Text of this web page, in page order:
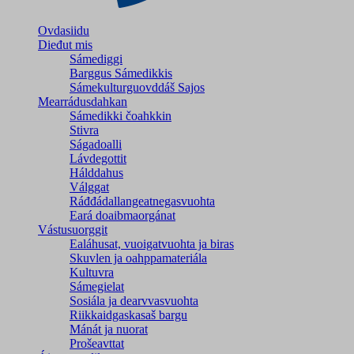
Ovdasiidu
Dieđut mis
Sámediggi
Barggus Sámedikkis
Sámekulturguovddáš Sajos
Mearrádusdahkan
Sámedikki čoahkkin
Stivra
Ságadoalli
Lávdegottit
Hálddahus
Válggat
Ráđđádallangeatnegas­vuohta
Eará doaibmaorgánat
Vástusuorggit
Ealáhusat, vuoigatvuohta ja biras
Skuvlen ja oahppamateriála
Kultuvra
Sámegielat
Sosiála ja dearvvasvuohta
Riikkaidgaskasaš bargu
Mánát ja nuorat
Prošeavttat